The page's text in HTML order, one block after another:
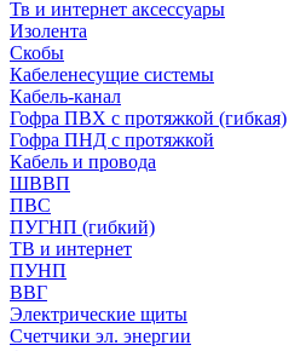
Тв и интернет аксессуары
Изолента
Скобы
Кабеленесущие системы
Кабель-канал
Гофра ПВХ с протяжкой (гибкая)
Гофра ПНД с протяжкой
Кабель и провода
ШВВП
ПВС
ПУГНП (гибкий)
ТВ и интернет
ПУНП
ВВГ
Электрические щиты
Счетчики эл. энергии